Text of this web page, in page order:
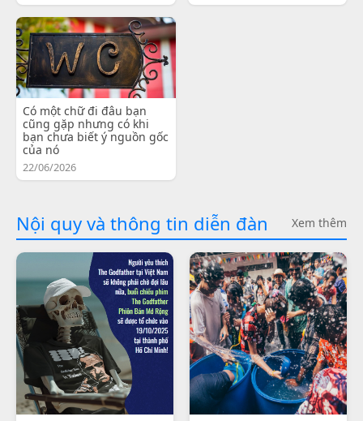
Có một chữ đi đâu bạn
cũng gặp nhưng có khi
bạn chưa biết ý nguồn gốc
của nó
22/06/2026
Nội quy và thông tin diễn đàn Xem thêm